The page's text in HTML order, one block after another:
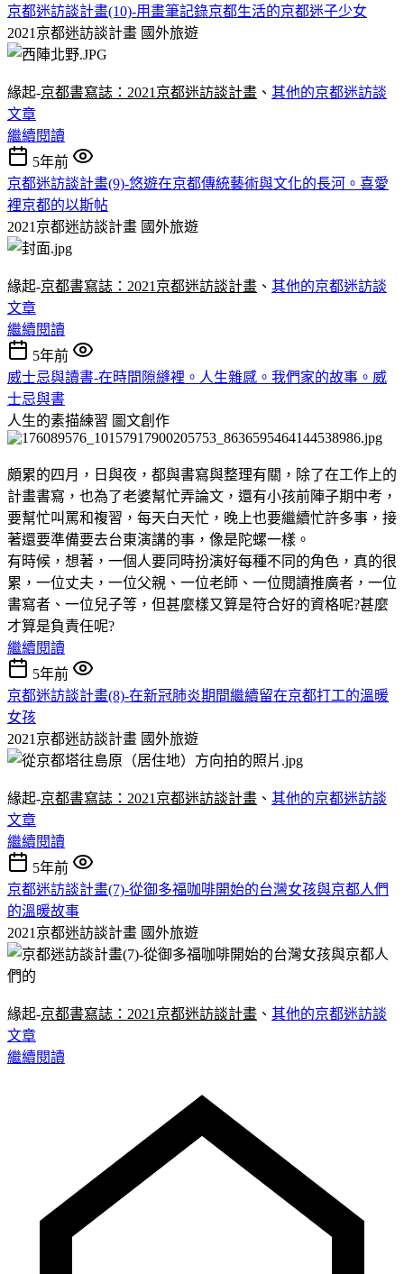
京都迷訪談計畫(10)-用畫筆記錄京都生活的京都迷子少女
2021京都迷訪談計畫 國外旅遊
緣起-京都書寫誌：2021京都迷訪談計畫 、 其他的京都迷訪談
文章
繼續閱讀
5年前
京都迷訪談計畫(9)-悠遊在京都傳統藝術與文化的長河。喜愛
裡京都的以斯帖
2021京都迷訪談計畫 國外旅遊
緣起-京都書寫誌：2021京都迷訪談計畫 、 其他的京都迷訪談
文章
繼續閱讀
5年前
威士忌與讀書-在時間隙縫裡。人生雜感。我們家的故事。威
士忌與書
人生的素描練習 圖文創作
頗累的四月，日與夜，都與書寫與整理有關，除了在工作上的
計畫書寫，也為了老婆幫忙弄論文，還有小孩前陣子期中考，
要幫忙叫罵和複習，每天白天忙，晚上也要繼續忙許多事，接
著還要準備要去台東演講的事，像是陀螺一樣。
有時候，想著，一個人要同時扮演好每種不同的角色，真的很
累，一位丈夫，一位父親、一位老師、一位閱讀推廣者，一位
書寫者、一位兒子等，但甚麼樣又算是符合好的資格呢?甚麼
才算是負責任呢?
繼續閱讀
5年前
京都迷訪談計畫(8)-在新冠肺炎期間繼續留在京都打工的溫暖
女孩
2021京都迷訪談計畫 國外旅遊
緣起-京都書寫誌：2021京都迷訪談計畫 、 其他的京都迷訪談
文章
繼續閱讀
5年前
京都迷訪談計畫(7)-從御多福咖啡開始的台灣女孩與京都人們
的溫暖故事
2021京都迷訪談計畫 國外旅遊
緣起-京都書寫誌：2021京都迷訪談計畫 、 其他的京都迷訪談
文章
繼續閱讀